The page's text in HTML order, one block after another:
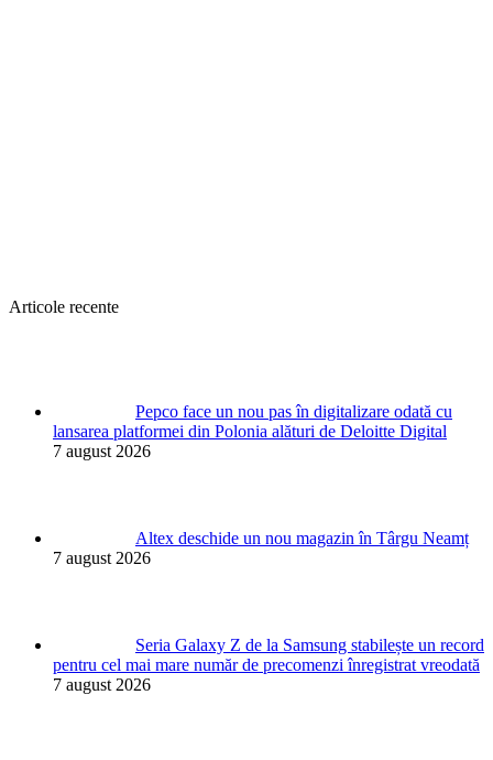
Articole recente
Pepco face un nou pas în digitalizare odată cu
lansarea platformei din Polonia alături de Deloitte Digital
7 august 2026
Altex deschide un nou magazin în Târgu Neamț
7 august 2026
Seria Galaxy Z de la Samsung stabilește un record
pentru cel mai mare număr de precomenzi înregistrat vreodată
7 august 2026